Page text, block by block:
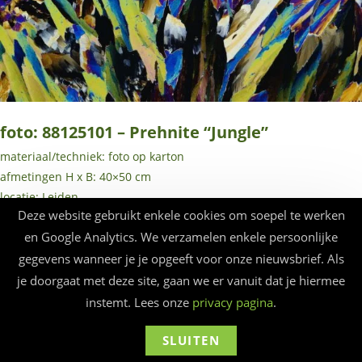
foto: 88125101 – Prehnite “Jungle”
materiaal/techniek: foto op karton
afmetingen H x B: 40×50 cm
locatie: Leiden
jaar: 1988
Deze website gebruikt enkele cookies om soepel te werken
en Google Analytics. We verzamelen enkele persoonlijke
gegevens wanneer je je opgeeft voor onze nieuwsbrief. Als
je doorgaat met deze site, gaan we er vanuit dat je hiermee
instemt. Lees onze privacy pagina.
SLUITEN